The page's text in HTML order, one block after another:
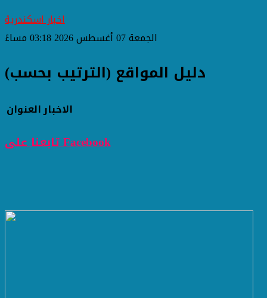
اخبار اسكندرية
الجمعة 07 أغسطس 2026 03:18 مساءً
دليل المواقع (الترتيب بحسب)
العنوانالاخبار
تابعنا على Facebook